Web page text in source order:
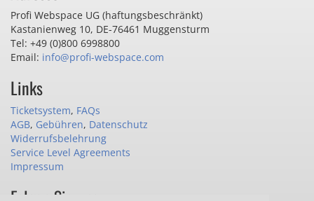
Profi Webspace UG (haftungsbeschränkt)
Kastanienweg 10, DE-76461 Muggensturm
Tel: +49 (0)800 6998800
Email: info@profi-webspace.com
Links
Ticketsystem, FAQs
AGB, Gebühren, Datenschutz
Widerrufsbelehrung
Service Level Agreements
Impressum